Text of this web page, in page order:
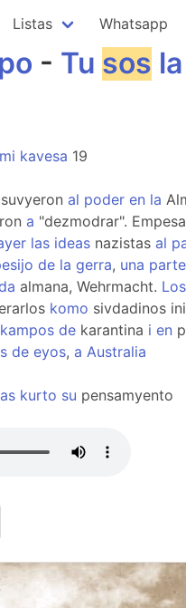
Listas Whatsapp
- Tu sos la
mi kavesa 19
al poder en la
a "dezmodrar".
las ideas nazistas al
de la gerra, una parte
almana, Wehrmacht. Los
komo sivdadinos
kampos de karantina i en
de eyos, a Australia
kurto su pensamyento